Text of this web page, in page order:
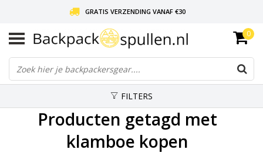
GRATIS VERZENDING VANAF €30
LIEFDE VOOR BACKPACKEN!
30 DAGEN GRATIS RETOUR
0
FILTERS
Producten getagd met
klamboe kopen